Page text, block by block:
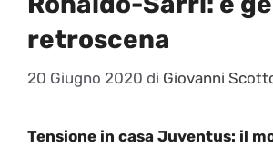
retroscena
20 Giugno 2020 di Giovanni
Tensione in casa Juventus: il